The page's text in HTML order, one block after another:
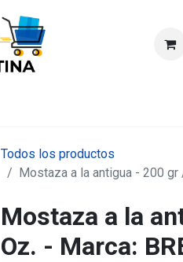
Todos los productos
Mostaza a la antigua - 200 gr
Mostaza a la
Oz. - Marca: